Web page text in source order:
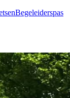
Begeleiderspas